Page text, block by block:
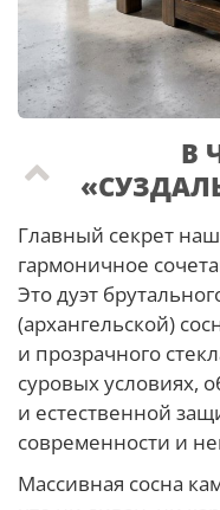
В
Главный секрет
гармоничное
Это дуэт
(архангельской)
и прозрачного
суровых условиях,
и естественной
современности и
Массивная сосна